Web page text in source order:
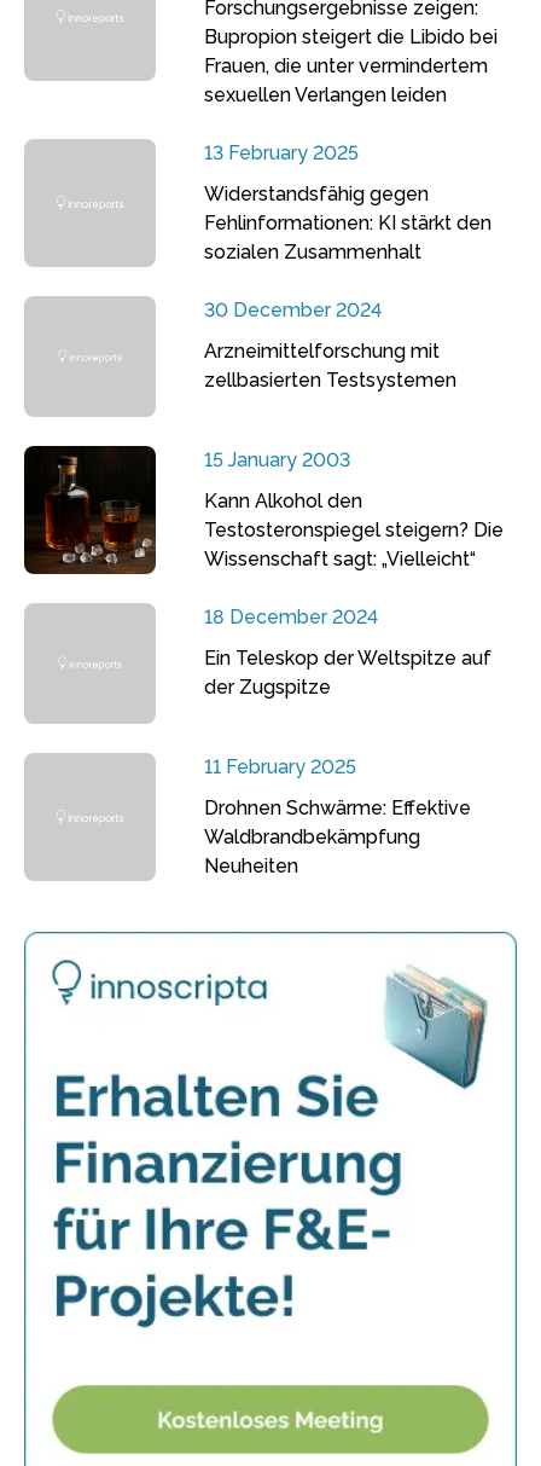
Forschungsergebnisse zeigen:
Bupropion steigert die Libido bei
Frauen, die unter vermindertem
sexuellen Verlangen leiden
13 February 2025
Widerstandsfähig gegen
Fehlinformationen: KI stärkt den
sozialen Zusammenhalt
30 December 2024
Arzneimittelforschung mit
zellbasierten Testsystemen
15 January 2003
Kann Alkohol den
Testosteronspiegel steigern? Die
Wissenschaft sagt: „Vielleicht“
18 December 2024
Ein Teleskop der Weltspitze auf
der Zugspitze
11 February 2025
Drohnen Schwärme: Effektive
Waldbrandbekämpfung
Neuheiten